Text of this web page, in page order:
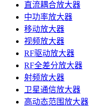
直流耦合放大器
中功率放大器
移动放大器
视频放大器
RF驱动放大器
RF全差分放大器
射频放大器
卫星通信放大器
高动态范围放大器